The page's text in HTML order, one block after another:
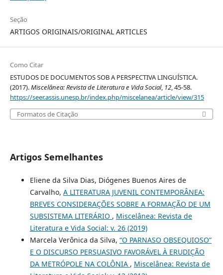
Seção
ARTIGOS ORIGINAIS/ORIGINAL ARTICLES
Como Citar
ESTUDOS DE DOCUMENTOS SOB A PERSPECTIVA LINGUÍSTICA.
(2017).Miscelânea: Revista de Literatura e Vida Social, 12, 45-58.
https://seer.assis.unesp.br/index.php/miscelanea/article/view/315
Formatos de Citação
Artigos Semelhantes
Eliene da Silva Dias, Diógenes Buenos Aires de
Carvalho, A LITERATURA JUVENIL CONTEMPORÂNEA:
BREVES CONSIDERAÇÕES SOBRE A FORMAÇÃO DE UM
SUBSISTEMA LITERÁRIO , Miscelânea: Revista de
Literatura e Vida Social: v. 26 (2019)
Marcela Verônica da Silva, “O PARNASO OBSEQUIOSO”
E O DISCURSO PERSUASIVO FAVORÁVEL À ERUDIÇÃO
DA METRÓPOLE NA COLÔNIA , Miscelânea: Revista de